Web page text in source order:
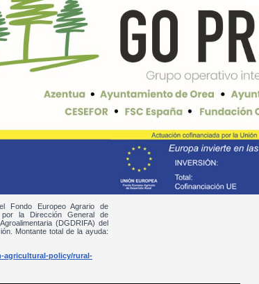
Fondo Europeo Agrario de
por la Dirección General de
(DGDRIFA) del
Montante total de la ayuda:
agricultural-policy/rural-